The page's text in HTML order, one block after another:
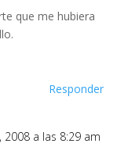
que me hubiera
Responder
2008 a las 8:29 am